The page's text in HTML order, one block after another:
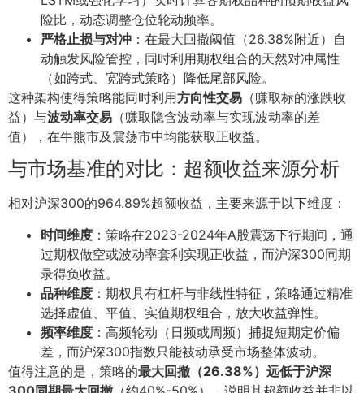
险比，动态调整仓位轮动频率。
严格止损与对冲 ：在最大回撤阈值（26.38%附近）自
动触发风险管控，同时利用期权组合的天然对冲属性
（如跨式、宽跨式策略）降低尾部风险。
这种架构使得策略能同时利用方向性交易 （赚取标的涨跌收
益）与波动率交易 （赚取隐含波动率与实现波动率的差
值），在牛熊市及震荡市中均能获取正收益。
与市场基准的对比：超额收益来源分析
相对沪深300的964.89%超额收益，主要来源于以下维度：
时间维度 ：策略在2023-2024年A股震荡下行期间，通
过期权做空或波动率套利实现正收益，而沪深300同期
录得负收益。
品种维度 ：期权具有杠杆与非线性特征，策略通过精准
选择虚值、平值、实值期权组合，放大收益弹性。
频率维度 ：高频轮动（日频或周频）捕捉短期定价偏
差，而沪深300指数只能被动承受市场整体波动。
值得注意的是，策略的最大回撤（26.38%）远低于沪深